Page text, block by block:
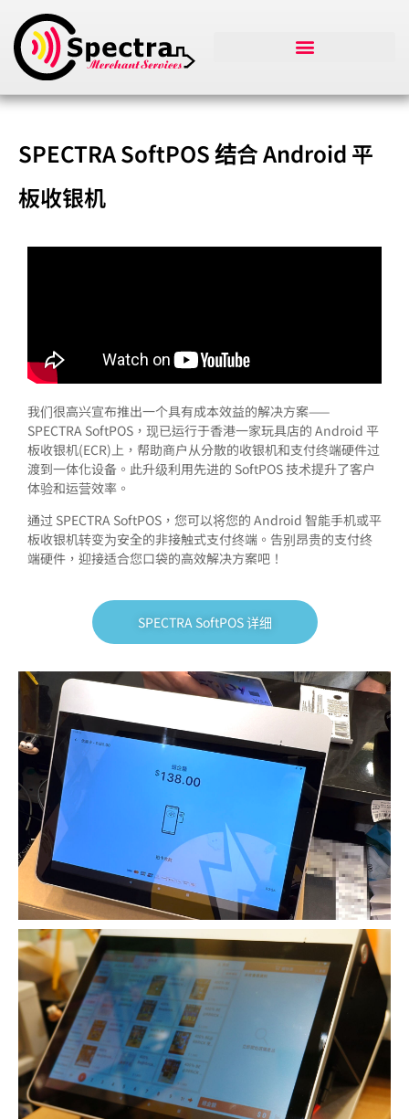
SPECTRA SoftPOS 结合 Android 平
板收银机
我们很高兴宣布推出一个具有成本效益的解决方案——
SPECTRA SoftPOS，现已运行于香港一家玩具店的 Android 平
板收银机(ECR)上，帮助商户从分散的收银机和支付终端硬件过
渡到一体化设备。此升级利用先进的 SoftPOS 技术提升了客户
体验和运营效率。
通过 SPECTRA SoftPOS，您可以将您的 Android 智能手机或平
板收银机转变为安全的非接触式支付终端。告别昂贵的支付终
端硬件，迎接适合您口袋的高效解决方案吧！
SPECTRA SoftPOS 详细